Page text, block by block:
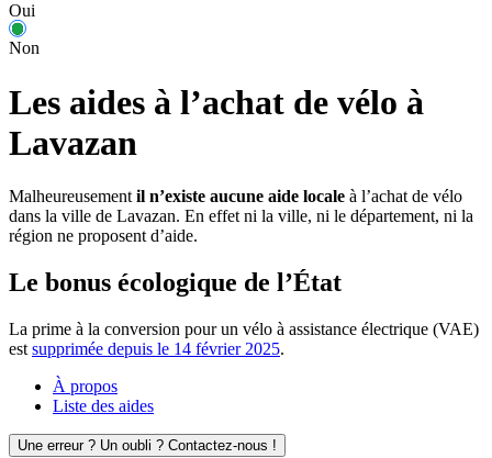
Oui
Non
Les aides à l’achat de vélo à
Lavazan
Malheureusement il n’existe aucune aide locale à l’achat de vélo
dans la ville de Lavazan. En effet ni la ville, ni le département, ni la
région ne proposent d’aide.
Le bonus écologique de l’État
La prime à la conversion pour un vélo à assistance électrique (VAE)
est supprimée depuis le 14 février 2025.
À propos
Liste des aides
Une erreur ? Un oubli ? Contactez-nous !